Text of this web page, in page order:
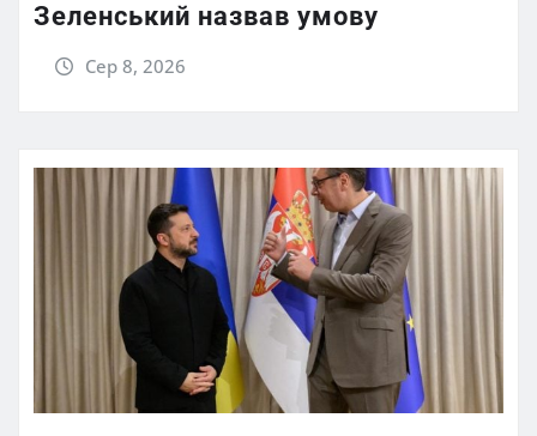
Зеленський назвав умову
Сер 8, 2026